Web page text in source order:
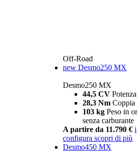
Off-Road
new Desmo250 MX
Desmo250 MX
44,5 CV Potenza
28,3 Nm Coppia
103 kg Peso in
senza carburante
A partire da 11.790 € i
configura scopri di più
Desmo450 MX